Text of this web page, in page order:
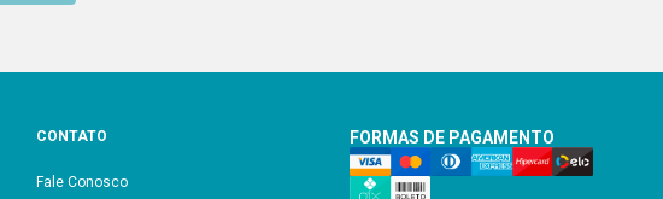
CONTATO
Fale Conosco
FORMAS DE PAGAMENTO